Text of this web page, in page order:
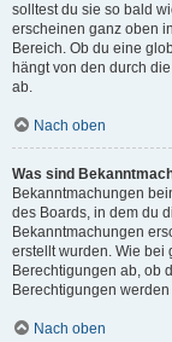
solltest du sie so bald
erscheinen ganz oben
Bereich. Ob du eine
hängt von den durch
ab.
Nach oben
Was sind
Bekanntmachungen
des Boards, in dem du
Bekanntmachungen
erstellt wurden. Wie bei
Berechtigungen ab, ob
Berechtigungen
Nach oben